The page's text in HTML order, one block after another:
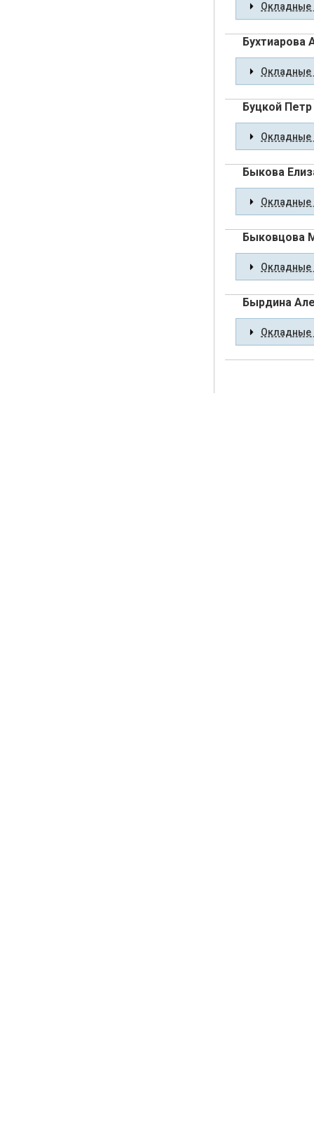
Окладные
Бухтиарова
Окладные
Буцкой
Окладные
Быкова
Окладные
Быковцова
Окладные
Бырдина
Окладные